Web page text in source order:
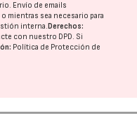
Envío de emails
mientras sea necesario para
interna. Derechos:
con nuestro DPD. Si
Política de Protección de